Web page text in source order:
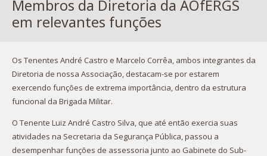
Membros da Diretoria da AOfERGS
em relevantes funções
Os Tenentes André Castro e Marcelo Corrêa, ambos integrantes da
Diretoria de nossa Associação, destacam-se por estarem
exercendo funções de extrema importância, dentro da estrutura
funcional da Brigada Militar.
O Tenente Luiz André Castro Silva, que até então exercia suas
atividades na Secretaria da Segurança Pública, passou a
desempenhar funções de assessoria junto ao Gabinete do Sub-